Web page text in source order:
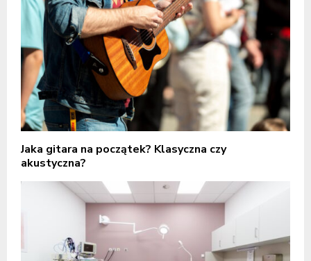
Jaka gitara na początek? Klasyczna czy
akustyczna?